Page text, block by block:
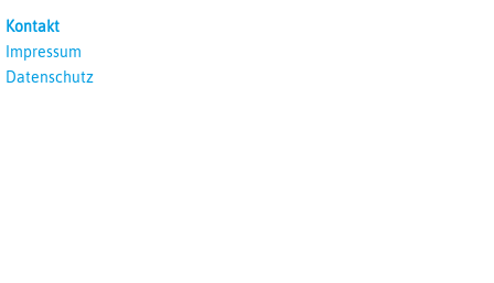
Kontakt
Impressum
Datenschutz